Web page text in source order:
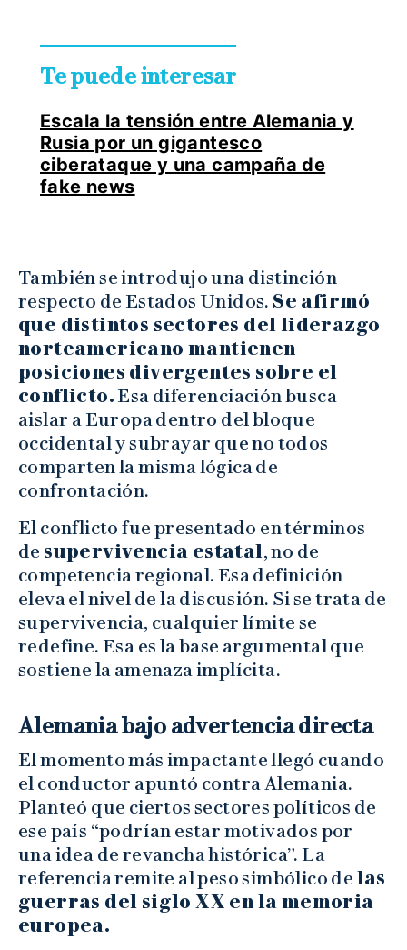
Te puede interesar
Escala la tensión entre Alemania y
Rusia por un gigantesco
ciberataque y una campaña de
fake news
También se introdujo una distinción
respecto de Estados Unidos. Se afirmó
que distintos sectores del liderazgo
norteamericano mantienen
posiciones divergentes sobre el
conflicto.Esa diferenciación busca
aislar a Europa dentro del bloque
occidental y subrayar que no todos
comparten la misma lógica de
confrontación.
El conflicto fue presentado en términos
de supervivencia estatal, no de
competencia regional. Esa definición
eleva el nivel de la discusión. Si se trata de
supervivencia, cualquier límite se
redefine. Esa es la base argumental que
sostiene la amenaza implícita.
Alemania bajo advertencia directa
El momento más impactante llegó cuando
el conductor apuntó contra Alemania.
Planteó que ciertos sectores políticos de
ese país “podrían estar motivados por
una idea de revancha histórica”. La
referencia remite al peso simbólico de las
guerras del siglo XX en la memoria
europea.